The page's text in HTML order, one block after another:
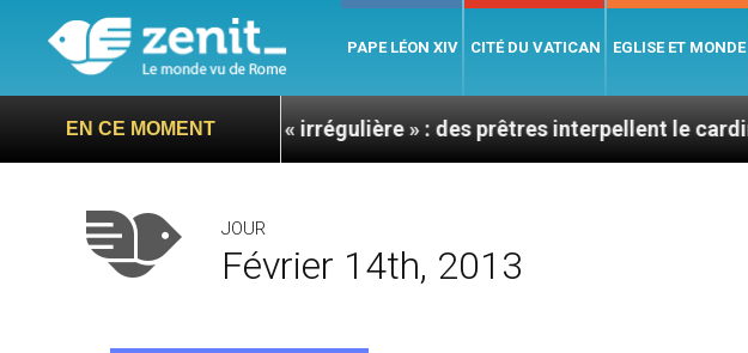
PAPE LÉON XIV CITÉ DU VATICAN EGLISE ET MONDE
EN CE MOMENT
en situation « irrégulière » : des prêtres interpellent le cardinal Marx
JOUR
Février 14th, 2013